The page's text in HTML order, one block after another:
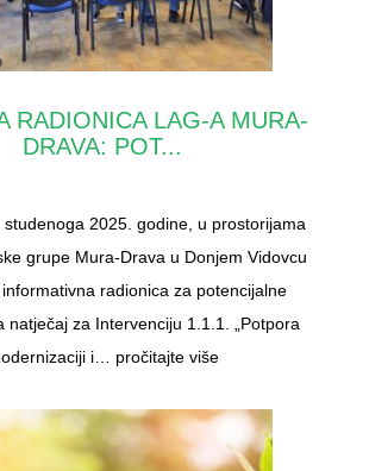
RADIONICA LAG-A MURA-
DRAVA: POT...
studenoga 2025. godine, u prostorijama
grupe Mura-Drava u Donjem Vidovcu
radionica za potencijalne
natječaj za Intervenciju 1.1.1. „Potpora
i… pročitajte više